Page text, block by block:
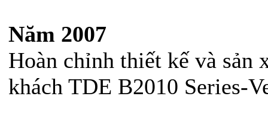
Năm 2007
Hoàn chỉnh thiết kế và sản
khách TDE B2010 Series-